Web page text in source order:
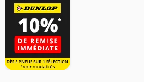
route : leur faible adhérence sur sol mouillé et
une usure rapide sur asphalte, limite leur
hors route.
PNEU POUR ENDURO : ROBUSTESSE ET
LES TERRAINS
L’enduro, discipline mêlant endurance et
pneus capables de gérer des environnements